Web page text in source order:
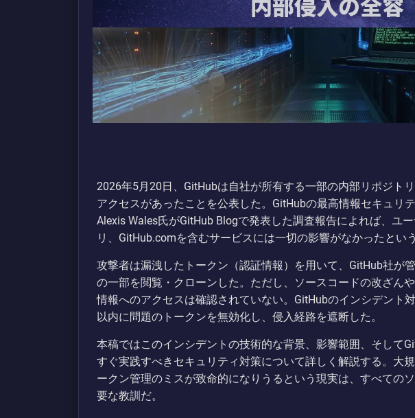
2026年5月20日、GitHubは自社が所有する一部の内部リポジト
アクセスがあったことを公表した。GitHubの最高情報セキュリ
Alexis Wales氏がGitHub Blogで発表した調査報告によれば、ユ
リ、GitHub.comを含むサービスには一切の影響がなかったという
攻撃者は漏洩したトークン（認証情報）を用いて、GitHub社が
の一部を閲覧・クローンした。ただし、ソースコードの改ざん
情報へのアクセスは確認されていない。GitHubのインシデント
以内に問題のトークンを無効化し、侵入経路を遮断した。
本稿ではこのインシデントの技術的な背景、影響範囲、そして
すぐ実践すべきセキュリティ対策について詳しく解説する。大
ークン管理のミスが致命的になりうるという現実は、すべての
要な教訓だ。